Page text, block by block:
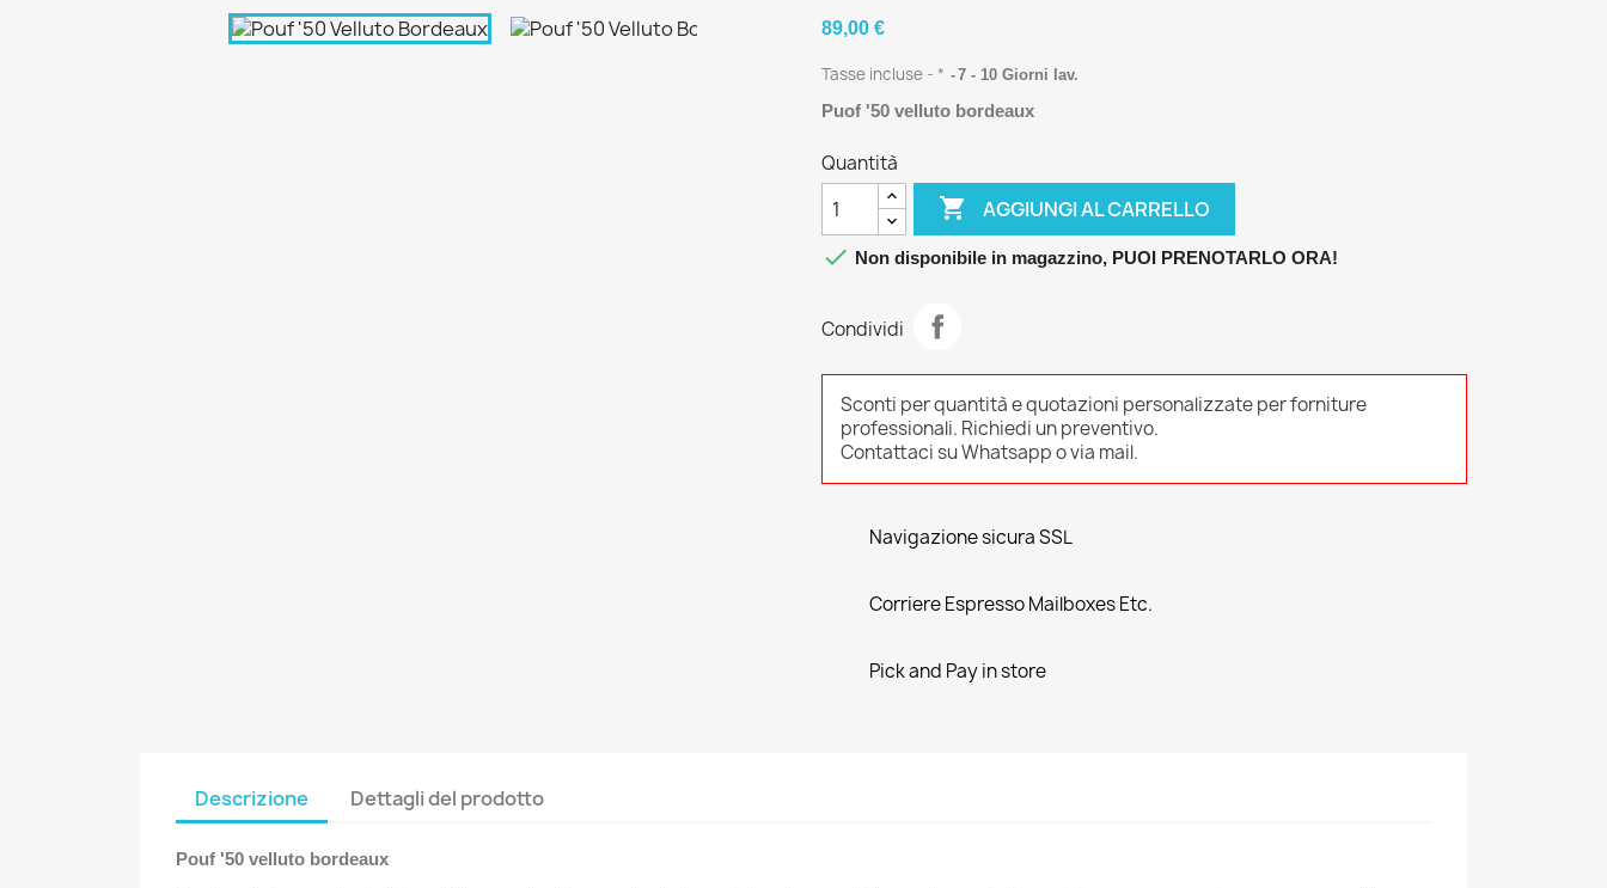
89,00 €
Tasse incluse * 7 - 10 Giorni lav.
Puof '50 velluto bordeaux
Quantità
 AGGIUNGI AL CARRELLO
 Non disponibile in magazzino, PUOI PRENOTARLO ORA!
Condividi
Sconti per quantità e quotazioni personalizzate per forniture
professionali. Richiedi un preventivo.
Contattaci su Whatsapp o via mail.
Navigazione sicura SSL
Corriere Espresso Mailboxes Etc.
Pick and Pay in store
Descrizione Dettagli del prodotto
Pouf '50 velluto bordeaux